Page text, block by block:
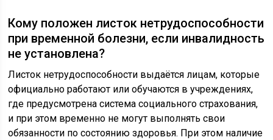
Кому положен листок нетрудоспособности
при временной болезни, если инвалидность
не установлена?
Листок нетрудоспособности выдаётся лицам, которые
официально работают или обучаются в учреждениях,
где предусмотрена система социального страхования,
и при этом временно не могут выполнять свои
обязанности по состоянию здоровья. При этом наличие